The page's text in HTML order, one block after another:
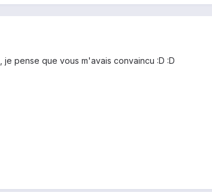
pense que vous m'avais convaincu :D :D